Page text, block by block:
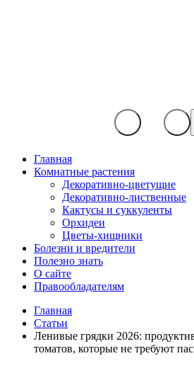
Главная
Комнатные растения
Декоративно-цветущие
Декоративно-лиственные
Кактусы и суккуленты
Орхидеи
Цветы-хищники
Болезни и вредители
Полезно знать
О сайте
Правообладателям
Главная
Статьи
Ленивые грядки 2026:
томатов, которые не требуют